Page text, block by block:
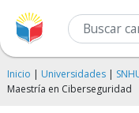
Inicio | Universidades |
Maestría en Ciberseguridad